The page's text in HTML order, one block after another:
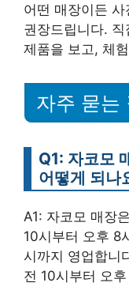
어떤 매장이든
권장드립니다.
제품을 보고, 체
자주 묻는
Q1: 자코모
어떻게 되나
A1: 자코모 매장
10시부터 오후 8
시까지 영업합니
전 10시부터 오